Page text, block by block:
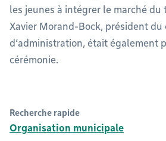
les jeunes à intégrer le marché du
Xavier Morand-Bock, président du
d’administration, était également
cérémonie.
Recherche rapide
Organisation municipale